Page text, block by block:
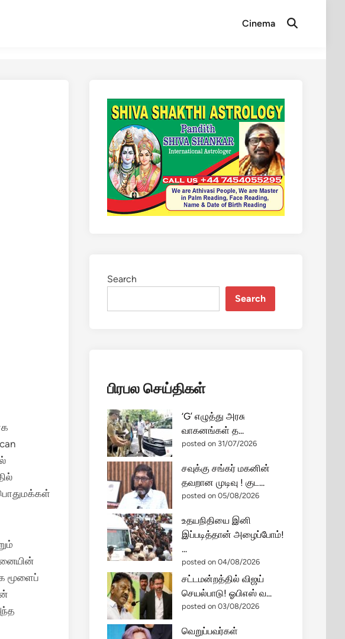
Cinema
Open
மூளைப்
Search
Search
பிரபல செய்திகள்
‘G’ எழுத்து அரசு
வாகனங்கள் த...
posted on 31/07/2026
சவுக்கு சங்கர் மகனின்
தவறான முடிவு ! குட...
posted on 05/08/2026
உதயநிதியை இனி
இப்படித்தான் அழைப்போம்!
...
posted on 04/08/2026
சட்டமன்றத்தில் விஜய்
செயல்பாடு! ஓபிஎஸ் வ...
posted on 03/08/2026
வெறுப்பவர்கள்